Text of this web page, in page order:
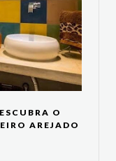
O
AREJADO